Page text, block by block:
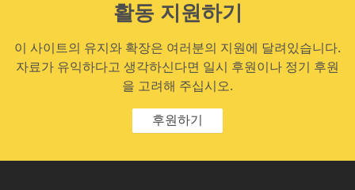
활동 지원하기
이 사이트의 유지와 확장은 여러분의 지원에 달려있습니다.
자료가 유익하다고 생각하신다면 일시 후원이나 정기 후원
을 고려해 주십시오.
후원하기